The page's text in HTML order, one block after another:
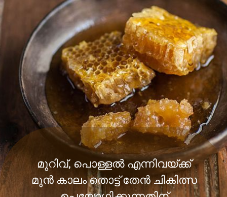
മുറിവ്, പൊള്ളൽ എന്നിവയ്ക്ക്
മുൻ കാലം തൊട്ട് തേൻ ചികിത്സ